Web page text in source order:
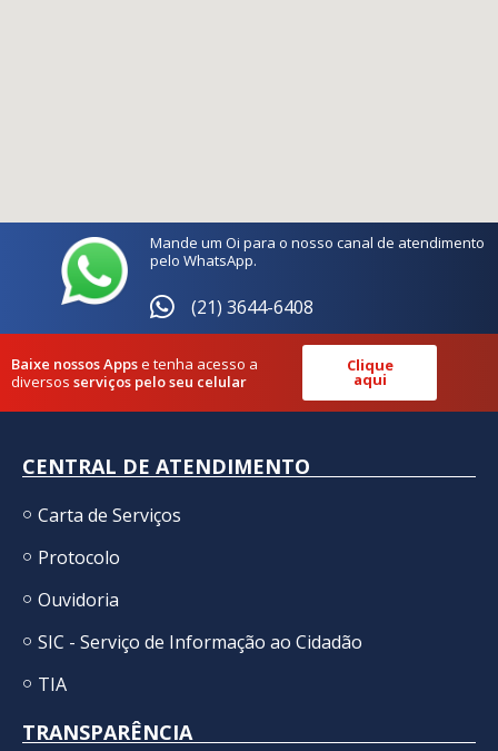
Mande um Oi para o nosso canal de atendimento
pelo WhatsApp.
(21) 3644-6408
Baixe nossos Appse tenha acesso a
diversos serviços pelo seu celular
Clique
aqui
CENTRAL DE ATENDIMENTO
Carta de Serviços
Protocolo
Ouvidoria
SIC - Serviço de Informação ao Cidadão
TIA
TRANSPARÊNCIA